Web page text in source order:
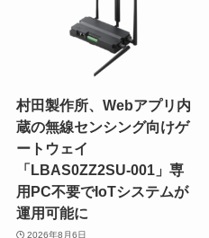
村田製作所、Webアプリ内
蔵の無線センシング向けゲ
ートウェイ
「LBAS0ZZ2SU-001」専
用PC不要でIoTシステムが
運用可能に
2026年8月6日